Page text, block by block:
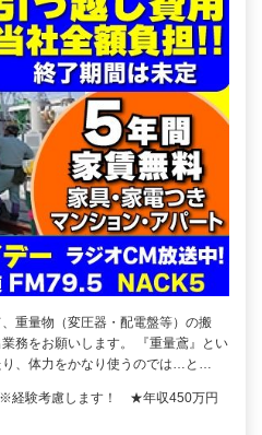
重量物（変圧器・配電盤等）の搬
務をお願いします。 『重量鳶』とい
、体力をかなり使うのでは…と…
経験考慮します！ ★年収450万円